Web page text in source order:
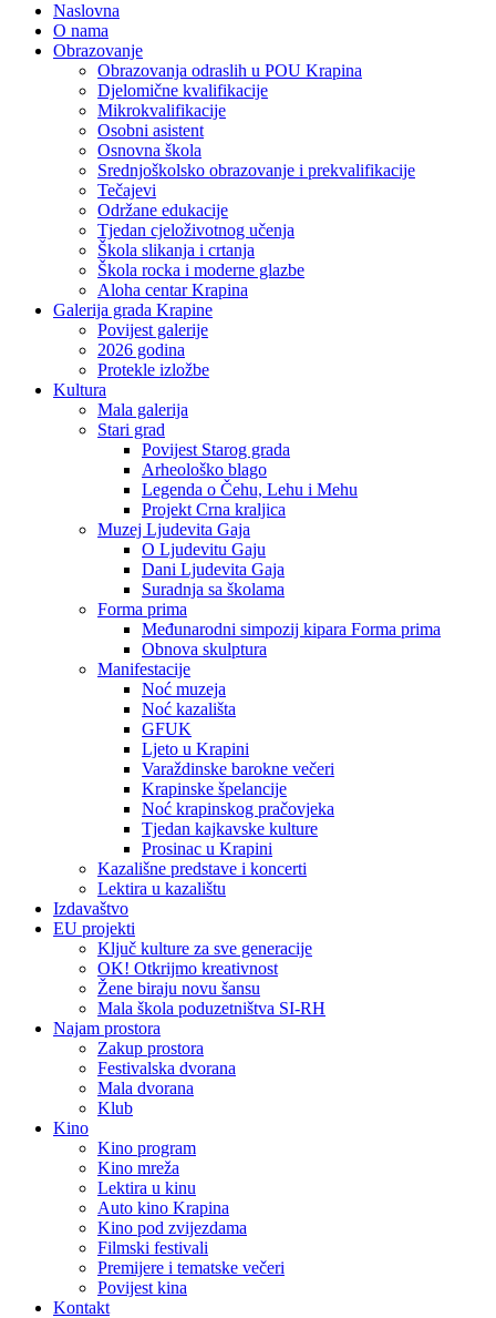
Naslovna
O nama
Obrazovanje
Obrazovanja odraslih u POU Krapina
Djelomične kvalifikacije
Mikrokvalifikacije
Osobni asistent
Osnovna škola
Srednjoškolsko obrazovanje i prekvalifikacije
Tečajevi
Održane edukacije
Tjedan cjeloživotnog učenja
Škola slikanja i crtanja
Škola rocka i moderne glazbe
Aloha centar Krapina
Galerija grada Krapine
Povijest galerije
2026 godina
Protekle izložbe
Kultura
Mala galerija
Stari grad
Povijest Starog grada
Arheološko blago
Legenda o Čehu, Lehu i Mehu
Projekt Crna kraljica
Muzej Ljudevita Gaja
O Ljudevitu Gaju
Dani Ljudevita Gaja
Suradnja sa školama
Forma prima
Međunarodni simpozij kipara Forma prima
Obnova skulptura
Manifestacije
Noć muzeja
Noć kazališta
GFUK
Ljeto u Krapini
Varaždinske barokne večeri
Krapinske špelancije
Noć krapinskog pračovjeka
Tjedan kajkavske kulture
Prosinac u Krapini
Kazališne predstave i koncerti
Lektira u kazalištu
Izdavaštvo
EU projekti
Ključ kulture za sve generacije
OK! Otkrijmo kreativnost
Žene biraju novu šansu
Mala škola poduzetništva SI-RH
Najam prostora
Zakup prostora
Festivalska dvorana
Mala dvorana
Klub
Kino
Kino program
Kino mreža
Lektira u kinu
Auto kino Krapina
Kino pod zvijezdama
Filmski festivali
Premijere i tematske večeri
Povijest kina
Kontakt